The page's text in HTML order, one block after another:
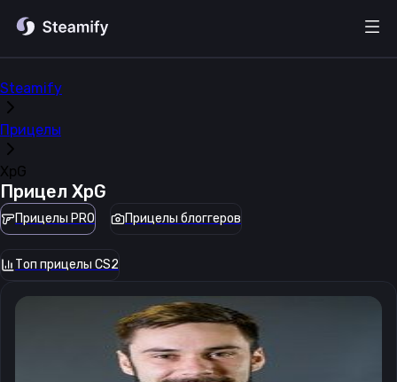
Steamify
Прицелы
XpG
Прицел XpG
Прицелы PRO Прицелы блоггеров
Топ прицелы CS2